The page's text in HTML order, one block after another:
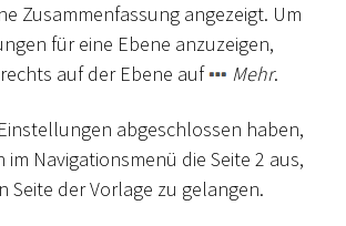
Zusammenfassung angezeigt. Um
für eine Ebene anzuzeigen,
auf der Ebene auf
Mehr.
abgeschlossen haben,
im Navigationsmenü die Seite 2 aus,
Seite der Vorlage zu gelangen.